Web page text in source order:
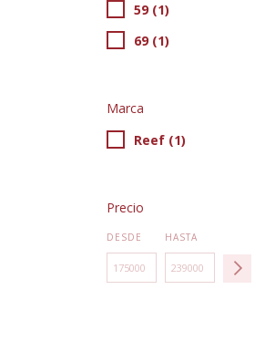
59 (1)
69 (1)
Marca
Reef (1)
Precio
DESDE HASTA